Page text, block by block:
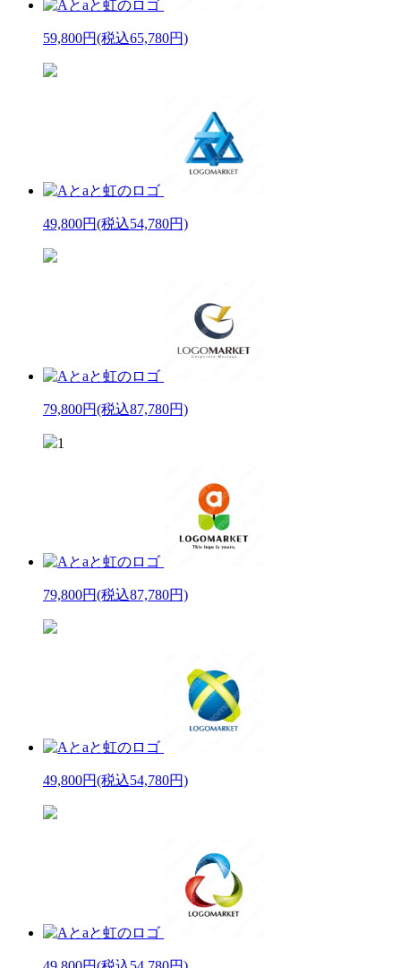
59,800円(税込65,780円)
49,800円(税込54,780円)
79,800円(税込87,780円)
1
79,800円(税込87,780円)
49,800円(税込54,780円)